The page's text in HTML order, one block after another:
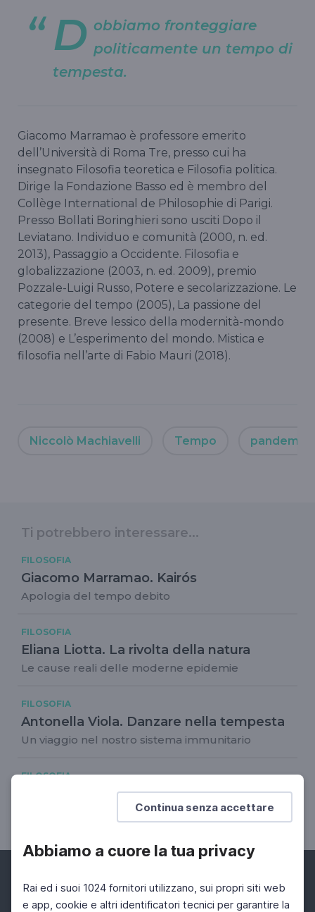
Continua senza accettare
Abbiamo a cuore la tua privacy
Rai ed i suoi 1024 fornitori utilizzano, sui propri siti web
e app, cookie e altri identificatori tecnici per garantire la
D obbiamo fronteggiare
politicamente un tempo di
tempesta.
Giacomo Marramao è professore emerito
dell’Università di Roma Tre, presso cui ha
insegnato Filosofia teoretica e Filosofia politica.
Dirige la Fondazione Basso ed è membro del
Collège International de Philosophie di Parigi.
Presso Bollati Boringhieri sono usciti Dopo il
Leviatano. Individuo e comunità (2000, n. ed.
2013), Passaggio a Occidente. Filosofia e
globalizzazione (2003, n. ed. 2009), premio
Pozzale-Luigi Russo, Potere e secolarizzazione. Le
categorie del tempo (2005), La passione del
presente. Breve lessico della modernità-mondo
(2008) e L’esperimento del mondo. Mistica e
filosofia nell’arte di Fabio Mauri (2018).
Niccolò Machiavelli Tempo pandemia
Ti potrebbero interessare...
FILOSOFIA
Giacomo Marramao. Kairós
Apologia del tempo debito
FILOSOFIA
Eliana Liotta. La rivolta della natura
Le cause reali delle moderne epidemie
FILOSOFIA
Antonella Viola. Danzare nella tempesta
Un viaggio nel nostro sistema immunitario
FILOSOFIA
Giacomo Marramao: il rischio